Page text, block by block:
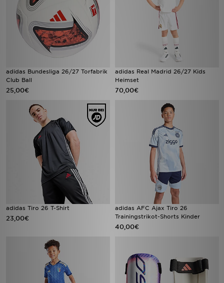
adidas Bundesliga 26/27 Torfabrik
Club Ball
25,00€
adidas Real Madrid 26/27 Kids
Heimset
70,00€
adidas Tiro 26 T-Shirt
23,00€
adidas AFC Ajax Tiro 26
Trainingstrikot-Shorts Kinder
40,00€